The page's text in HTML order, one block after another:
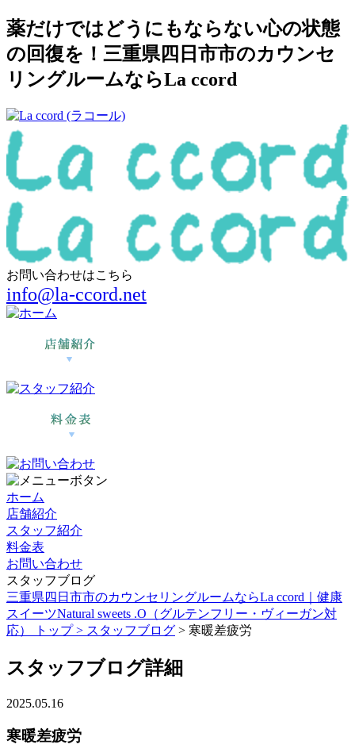
薬だけではどうにもならない心の状態
の回復を！三重県四日市市のカウンセ
リングルームならLa ccord
お問い合わせはこちら
info@la-ccord.net
ホーム
店舗紹介
スタッフ紹介
料金表
お問い合わせ
スタッフブログ
三重県四日市市のカウンセリングルームならLa ccord｜健康
スイーツNatural sweets .O（グルテンフリー・ヴィーガン対
応） トップ > スタッフブログ > 寒暖差疲労
スタッフブログ詳細
2025.05.16
寒暖差疲労